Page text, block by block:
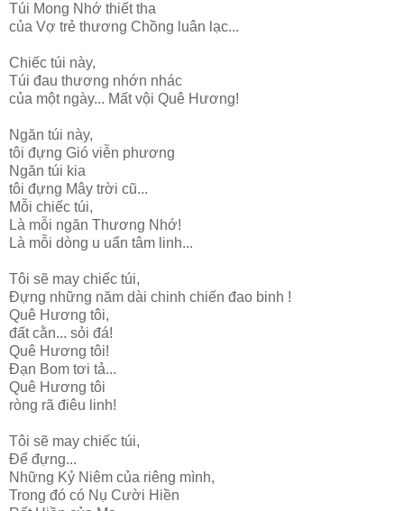
Túi Mong Nhớ thiết tha
của Vợ trẻ thương Chồng luân lạc...
Chiếc túi này,
Túi đau thương nhớn nhác
của một ngày... Mất vội Quê Hương!
Ngăn túi này,
tôi đựng Gió viễn phương
Ngăn túi kia
tôi đựng Mây trời cũ...
Mỗi chiếc túi,
Là mỗi ngăn Thương Nhớ!
Là mỗi dòng u uẩn tâm linh...
Tôi sẽ may chiếc túi,
Đựng những năm dài chinh chiến đao binh !
Quê Hương tôi,
đất cằn... sỏi đá!
Quê Hương tôi!
Đạn Bom tơi tả...
Quê Hương tôi
ròng rã điêu linh!
Tôi sẽ may chiếc túi,
Để đựng...
Những Kỷ Niêm của riêng mình,
Trong đó có Nụ Cười Hiền